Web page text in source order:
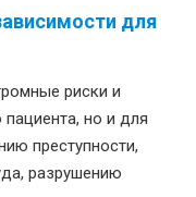
для
риски и
но и для
преступности,
разрушению